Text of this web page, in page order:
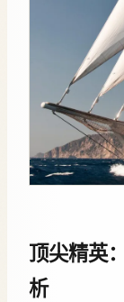
顶尖精英
析